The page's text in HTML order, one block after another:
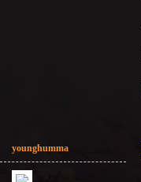
younghumma